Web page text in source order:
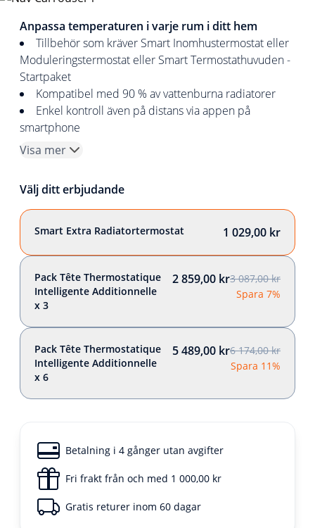
Anpassa temperaturen i varje rum i ditt hem
Tillbehör som kräver Smart Inomhustermostat eller
Moduleringstermostat eller Smart Termostathuvuden -
Startpaket
Kompatibel med 90 % av vattenburna radiatorer
Enkel kontroll även på distans via appen på
smartphone
Visa mer
Välj ditt erbjudande
Smart Extra Radiatortermostat 1 029,00 kr
Pack Tête Thermostatique
Intelligente Additionnelle
x 3
2 859,00 kr3 087,00 kr
Spara 7%
Pack Tête Thermostatique
Intelligente Additionnelle
x 6
5 489,00 kr6 174,00 kr
Spara 11%
Betalning i 4 gånger utan avgifter
Fri frakt från och med 1 000,00 kr
Gratis returer inom 60 dagar